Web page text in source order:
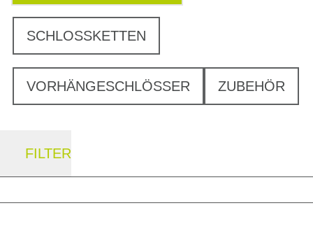
SCHLOSSKETTEN
VORHÄNGESCHLÖSSER ZUBEHÖR
FILTER